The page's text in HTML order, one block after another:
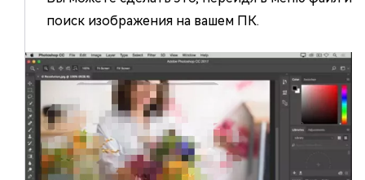
поиск изображения на вашем ПК.